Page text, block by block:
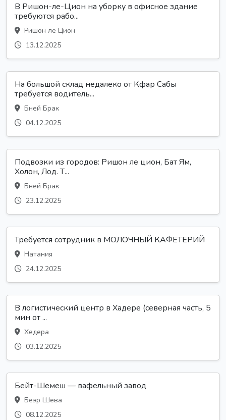
В Ришон-ле-Цион на уборку в офисное здание
требуются рабо...
Ришон ле Цион
13.12.2025
На большой склад недалеко от Кфар Сабы
требуется водитель...
Бней Брак
04.12.2025
Подвозки из городов: Ришон ле цион, Бат Ям,
Холон, Лод. Т...
Бней Брак
23.12.2025
Требуется сотрудник в МОЛОЧНЫЙ КАФЕТЕРИЙ
Натания
24.12.2025
В логистический центр в Хадере (северная часть, 5
мин от ...
Хедера
03.12.2025
Бейт-Шемеш — вафельный завод
Беэр Шева
08.12.2025